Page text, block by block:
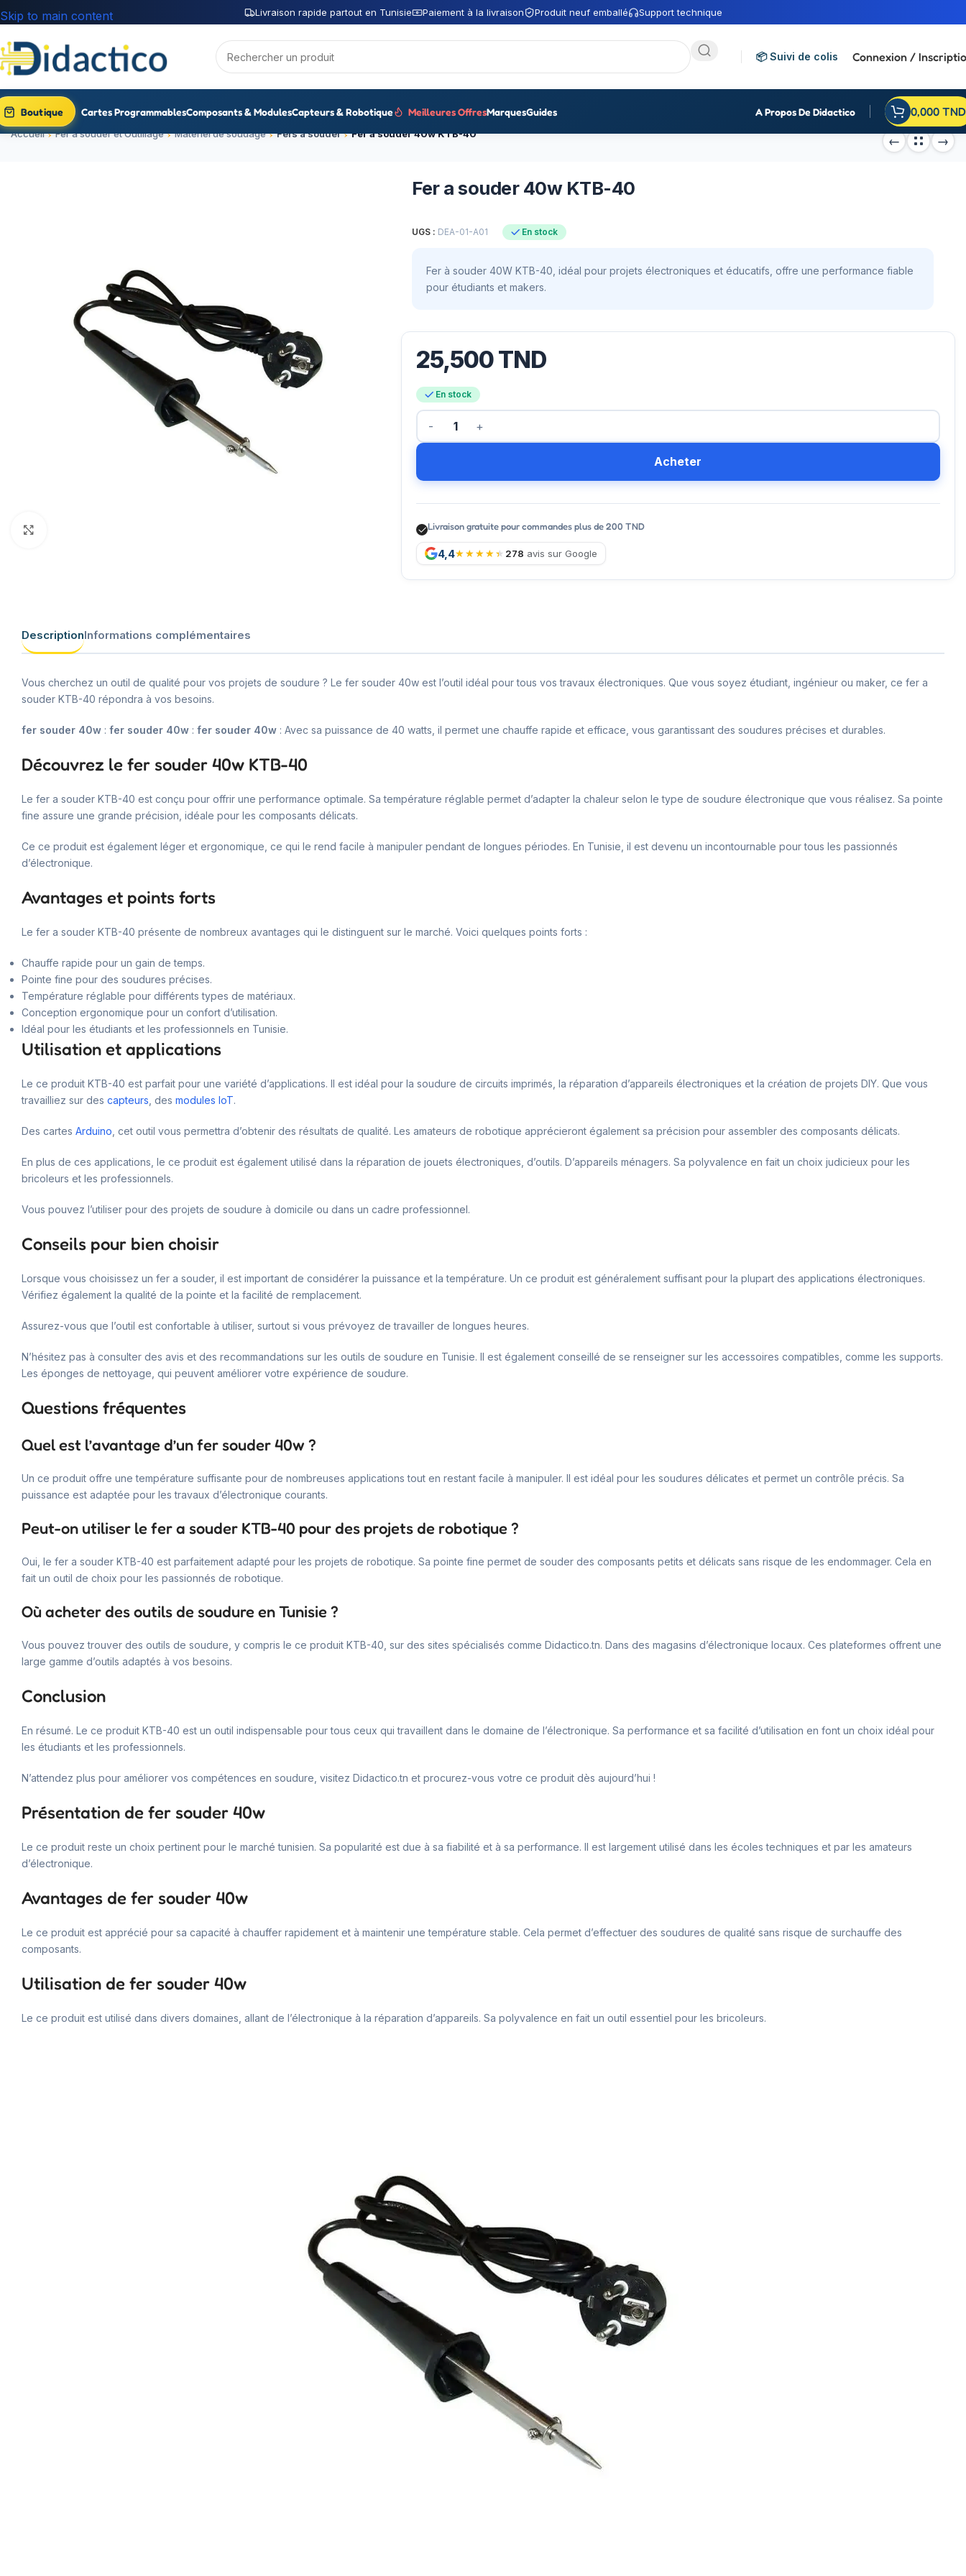
Livraison rapide partout en Tunisie Paiement à la livraison Produit neuf emballé Support technique
Skip to main content
📦 Suivi de colis Connexion /
Boutique Cartes ProgrammablesComposants & ModulesCapteurs & Robotique Meilleures OffresMarquesGuides A Propos De Didactico 0,000 TND
Accueil Fer a souder et Outillage Materiel de soudage Fers à souder Fer a souder 40w KTB-40
Fer a souder 40w KTB-40
UGS : DEA-01-A01 En stock
Fer à souder 40W KTB-40, idéal pour projets électroniques et éducatifs, offre une performance fiable
pour étudiants et makers.
25,500TND
En stock
Acheter
Livraison gratuite pour commandes plus de 200 TND
4,4 278 avis sur Google
DescriptionInformations complémentaires
Vous cherchez un outil de qualité pour vos projets de soudure ? Le fer souder 40w est l’outil idéal pour tous vos travaux électroniques. Que vous soyez étudiant, ingénieur ou maker, ce fer a
souder KTB-40 répondra à vos besoins.
fer souder 40w : fer souder 40w : fer souder 40w : Avec sa puissance de 40 watts, il permet une chauffe rapide et efficace, vous garantissant des soudures précises et durables.
Découvrez le fer souder 40w KTB-40
Le fer a souder KTB-40 est conçu pour offrir une performance optimale. Sa température réglable permet d’adapter la chaleur selon le type de soudure électronique que vous réalisez. Sa pointe
fine assure une grande précision, idéale pour les composants délicats.
Ce ce produit est également léger et ergonomique, ce qui le rend facile à manipuler pendant de longues périodes. En Tunisie, il est devenu un incontournable pour tous les passionnés
d’électronique.
Avantages et points forts
Le fer a souder KTB-40 présente de nombreux avantages qui le distinguent sur le marché. Voici quelques points forts :
Chauffe rapide pour un gain de temps.
Pointe fine pour des soudures précises.
Température réglable pour différents types de matériaux.
Conception ergonomique pour un confort d’utilisation.
Idéal pour les étudiants et les professionnels en Tunisie.
Utilisation et applications
Le ce produit KTB-40 est parfait pour une variété d’applications. Il est idéal pour la soudure de circuits imprimés, la réparation d’appareils électroniques et la création de projets DIY. Que vous
travailliez sur des capteurs , des modules IoT.
Des cartes Arduino , cet outil vous permettra d’obtenir des résultats de qualité. Les amateurs de robotique apprécieront également sa précision pour assembler des composants délicats.
En plus de ces applications, le ce produit est également utilisé dans la réparation de jouets électroniques, d’outils. D’appareils ménagers. Sa polyvalence en fait un choix judicieux pour les
bricoleurs et les professionnels.
Vous pouvez l’utiliser pour des projets de soudure à domicile ou dans un cadre professionnel.
Conseils pour bien choisir
Lorsque vous choisissez un fer a souder, il est important de considérer la puissance et la température. Un ce produit est généralement suffisant pour la plupart des applications électroniques.
Vérifiez également la qualité de la pointe et la facilité de remplacement.
Assurez-vous que l’outil est confortable à utiliser, surtout si vous prévoyez de travailler de longues heures.
N’hésitez pas à consulter des avis et des recommandations sur les outils de soudure en Tunisie. Il est également conseillé de se renseigner sur les accessoires compatibles, comme les supports.
Les éponges de nettoyage, qui peuvent améliorer votre expérience de soudure.
Questions fréquentes
Quel est l’avantage d’un fer souder 40w ?
Un ce produit offre une température suffisante pour de nombreuses applications tout en restant facile à manipuler. Il est idéal pour les soudures délicates et permet un contrôle précis. Sa
puissance est adaptée pour les travaux d’électronique courants.
Peut-on utiliser le fer a souder KTB-40 pour des projets de robotique ?
Oui, le fer a souder KTB-40 est parfaitement adapté pour les projets de robotique. Sa pointe fine permet de souder des composants petits et délicats sans risque de les endommager. Cela en
fait un outil de choix pour les passionnés de robotique.
Où acheter des outils de soudure en Tunisie ?
Vous pouvez trouver des outils de soudure, y compris le ce produit KTB-40, sur des sites spécialisés comme Didactico.tn. Dans des magasins d’électronique locaux. Ces plateformes offrent une
large gamme d’outils adaptés à vos besoins.
Conclusion
En résumé. Le ce produit KTB-40 est un outil indispensable pour tous ceux qui travaillent dans le domaine de l’électronique. Sa performance et sa facilité d’utilisation en font un choix idéal pour
les étudiants et les professionnels.
N’attendez plus pour améliorer vos compétences en soudure, visitez Didactico.tn et procurez-vous votre ce produit dès aujourd’hui !
Présentation de fer souder 40w
Le ce produit reste un choix pertinent pour le marché tunisien. Sa popularité est due à sa fiabilité et à sa performance. Il est largement utilisé dans les écoles techniques et par les amateurs
d’électronique.
Avantages de fer souder 40w
Le ce produit est apprécié pour sa capacité à chauffer rapidement et à maintenir une température stable. Cela permet d’effectuer des soudures de qualité sans risque de surchauffe des
composants.
Utilisation de fer souder 40w
Le ce produit est utilisé dans divers domaines, allant de l’électronique à la réparation d’appareils. Sa polyvalence en fait un outil essentiel pour les bricoleurs.